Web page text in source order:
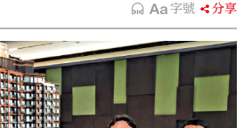
字號 分享